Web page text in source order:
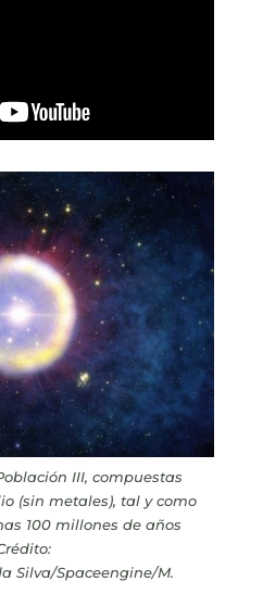
III, compuestas
(sin metales), tal y como
100 millones de años
Silva/Spaceengine/M.